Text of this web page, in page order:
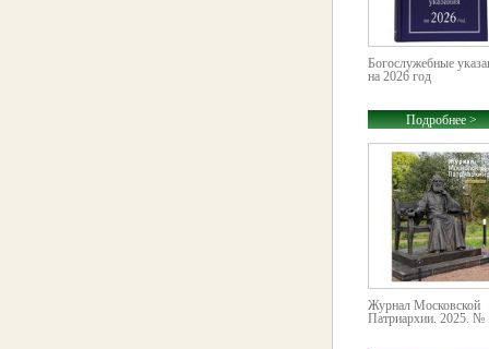
Богослужебные
на 2026 год
Подробнее >
Журнал Московской
Патриархии. 2025. №